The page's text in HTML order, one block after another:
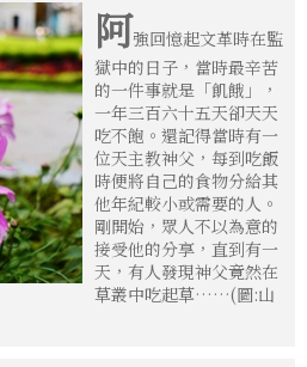
阿強回憶起文革時在監
獄中的日子，當時最辛苦
的一件事就是「飢餓」，
一年三百六十五天卻天天
吃不飽。還記得當時有一
位天主教神父，每到吃飯
時便將自己的食物分給其
他年紀較小或需要的人。
剛開始，眾人不以為意的
接受他的分享，直到有一
天，有人發現神父竟然在
草叢中吃起草……(圖:山